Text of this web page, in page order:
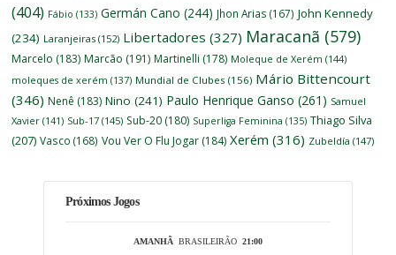
(404) Fábio (133) Germán Cano (244) Jhon Arias (167) John Kennedy
(234) Laranjeiras (152) Libertadores (327) Maracanã (579)
Marcelo (183) Marcão (191) Martinelli (178) Moleque de Xerém (144)
moleques de xerém (137) Mundial de Clubes (156) Mário Bittencourt
(346) Nenê (183) Nino (241) Paulo Henrique Ganso (261) Samuel
Xavier (141) Sub-17 (145) Sub-20 (180) Superliga Feminina (135) Thiago Silva
(207) Vasco (168) Vou Ver O Flu Jogar (184) Xerém (316) Zubeldía (147)
Próximos Jogos
AMANHÃBRASILEIRÃO 21:00